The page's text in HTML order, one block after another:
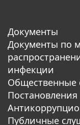
Документы
Документы по
инфекции
Общественные
Постановления
Публичные